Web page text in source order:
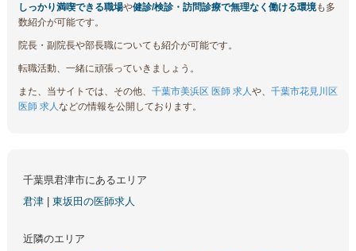
しっかり満喫できる職場や健診/検診・訪問診療で無理なく働ける環境も多
数紹介が可能です。
院長・副院長や部長職についても紹介が可能です。
転職活動、一緒に頑張っていきましょう。
また、当サイトでは、その他、 千葉市美浜区 医師 求人や、 千葉市花見川区
医師 求人などの情報を公開しております。
千葉県君津市にあるエリア
君津
東坂田の医師求人
近隣のエリア